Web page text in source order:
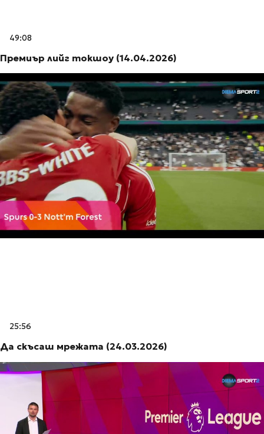
49:08
Премиър лийг токшоу (14.04.2026)
25:56
Да скъсаш мрежата (24.03.2026)